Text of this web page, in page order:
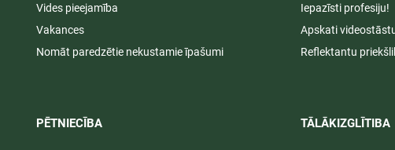
Vides pieejamība
Vakances
Nomāt paredzētie nekustamie īpašumi
PĒTNIECĪBA
Iepazīsti profesiju!
Apskati
Reflektantu
TĀLĀKIZGLĪTIBA